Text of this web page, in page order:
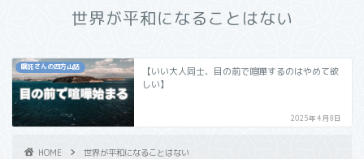
世界が平和になることはない
嘱託さんの四方山話
【いい大人同士、目の前で喧嘩するのはやめて欲
しい】
2025年4月8日
HOME 世界が平和になることはない